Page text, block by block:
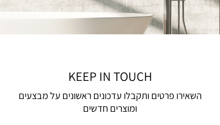
KEEP IN TOUCH
השאירו פרטים ותקבלו עדכונים ראשונים על מבצעים
ומוצרים חדשים